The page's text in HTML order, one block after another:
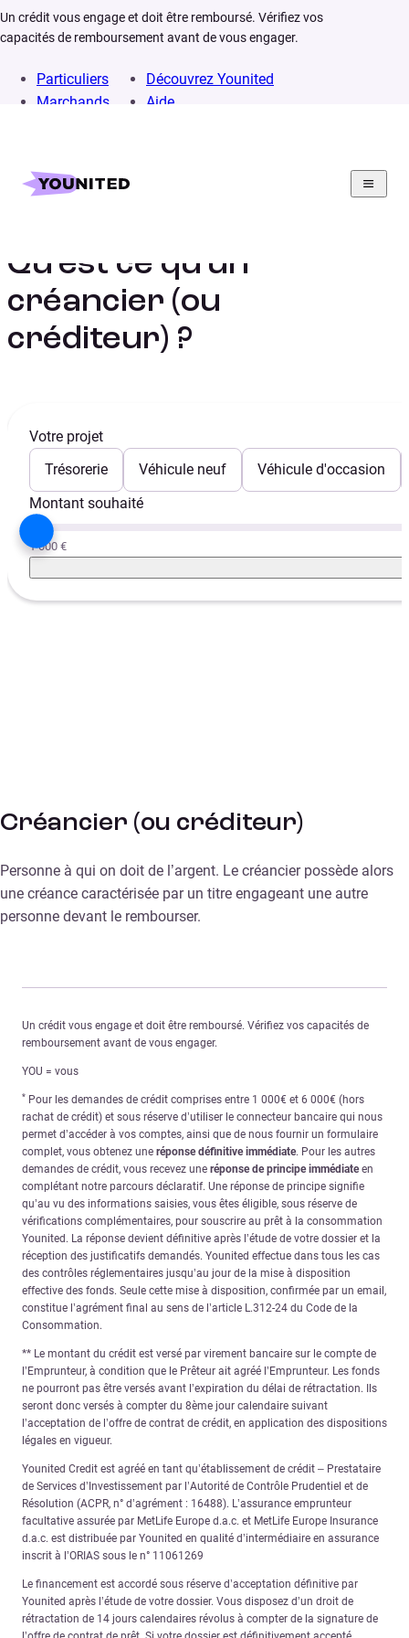
Un crédit vous engage et doit être remboursé. Vérifiez vos
capacités de remboursement avant de vous engager.
Particuliers
Marchands
Découvrez Younited
Aide
Home
Qu’est ce qu’un
créancier (ou
créditeur) ?
Votre projet
Trésorerie
Véhicule neuf
Véhicule d'occasion
Montant souhaité
1 000 €
Créancier (ou créditeur)
Personne à qui on doit de l’argent. Le créancier possède alors
une créance caractérisée par un titre engageant une autre
personne devant le rembourser.
Un crédit vous engage et doit être remboursé. Vérifiez vos capacités de
remboursement avant de vous engager.
YOU = vous
* Pour les demandes de crédit comprises entre 1 000€ et 6 000€ (hors
rachat de crédit) et sous réserve d’utiliser le connecteur bancaire qui nous
permet d’accéder à vos comptes, ainsi que de nous fournir un formulaire
complet, vous obtenez une réponse définitive immédiate. Pour les autres
demandes de crédit, vous recevez une réponse de principe immédiateen
complétant notre parcours déclaratif. Une réponse de principe signifie
qu’au vu des informations saisies, vous êtes éligible, sous réserve de
vérifications complémentaires, pour souscrire au prêt à la consommation
Younited. La réponse devient définitive après l’étude de votre dossier et la
réception des justificatifs demandés. Younited effectue dans tous les cas
des contrôles réglementaires jusqu’au jour de la mise à disposition
effective des fonds. Seule cette mise à disposition, confirmée par un email,
constitue l’agrément final au sens de l’article L.312-24 du Code de la
Consommation.
** Le montant du crédit est versé par virement bancaire sur le compte de
l’Emprunteur, à condition que le Prêteur ait agréé l’Emprunteur. Les fonds
ne pourront pas être versés avant l’expiration du délai de rétractation. Ils
seront donc versés à compter du 8ème jour calendaire suivant
l’acceptation de l’offre de contrat de crédit, en application des dispositions
légales en vigueur.
Younited Credit est agréé en tant qu’établissement de crédit – Prestataire
de Services d’Investissement par l’Autorité de Contrôle Prudentiel et de
Résolution (ACPR, n° d’agrément : 16488). L’assurance emprunteur
facultative assurée par MetLife Europe d.a.c. et MetLife Europe Insurance
d.a.c. est distribuée par Younited en qualité d’intermédiaire en assurance
inscrit à l’ORIAS sous le n° 11061269
Le financement est accordé sous réserve d’acceptation définitive par
Younited après l’étude de votre dossier. Vous disposez d’un droit de
rétractation de 14 jours calendaires révolus à compter de la signature de